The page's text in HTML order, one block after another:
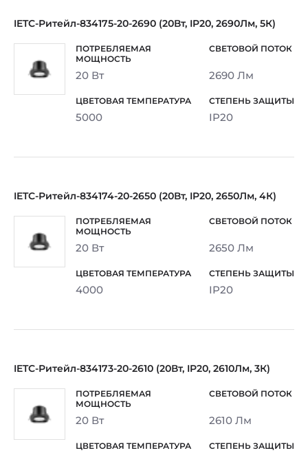
IETC-Ритейл-834175-20-2690 (20Вт, IP20, 2690Лм, 5К)
20 Вт 2690 Лм
5000 IP20
IETC-Ритейл-834174-20-2650 (20Вт, IP20, 2650Лм, 4К)
20 Вт 2650 Лм
4000 IP20
IETC-Ритейл-834173-20-2610 (20Вт, IP20, 2610Лм, 3К)
20 Вт 2610 Лм